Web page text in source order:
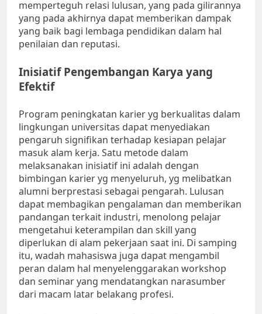
memperteguh relasi lulusan, yang pada gilirannya
yang pada akhirnya dapat memberikan dampak
yang baik bagi lembaga pendidikan dalam hal
penilaian dan reputasi.
Inisiatif Pengembangan Karya yang
Efektif
Program peningkatan karier yg berkualitas dalam
lingkungan universitas dapat menyediakan
pengaruh signifikan terhadap kesiapan pelajar
masuk alam kerja. Satu metode dalam
melaksanakan inisiatif ini adalah dengan
bimbingan karier yg menyeluruh, yg melibatkan
alumni berprestasi sebagai pengarah. Lulusan
dapat membagikan pengalaman dan memberikan
pandangan terkait industri, menolong pelajar
mengetahui keterampilan dan skill yang
diperlukan di alam pekerjaan saat ini. Di samping
itu, wadah mahasiswa juga dapat mengambil
peran dalam hal menyelenggarakan workshop
dan seminar yang mendatangkan narasumber
dari macam latar belakang profesi.